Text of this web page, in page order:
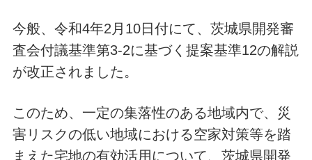
今般、令和4年2月10日付にて、茨城県開発審
査会付議基準第3-2に基づく提案基準12の解説
が改正されました。
このため、一定の集落性のある地域内で、災
害リスクの低い地域における空家対策等を踏
まえた宅地の有効活用について、茨城県開発